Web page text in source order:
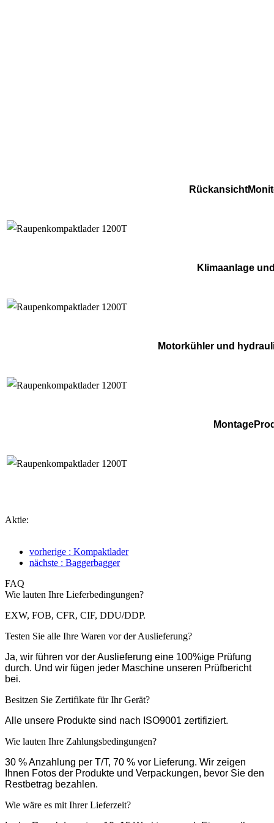
Klimaanlage
Motorkühler und
Aktie:
vorherige : Kompaktlader
nächste : Baggerbagger
FAQ
Wie lauten Ihre Lieferbedingungen?
EXW, FOB, CFR, CIF, DDU/DDP.
Testen Sie alle Ihre Waren vor der Auslieferung?
Ja, wir führen vor der Auslieferung eine 100%ige Prüfung
durch. Und wir fügen jeder Maschine unseren Prüfbericht
bei.
Besitzen Sie Zertifikate für Ihr Gerät?
Alle unsere Produkte sind nach ISO9001 zertifiziert.
Wie lauten Ihre Zahlungsbedingungen?
30 % Anzahlung per T/T, 70 % vor Lieferung. Wir zeigen
Ihnen Fotos der Produkte und Verpackungen, bevor Sie den
Restbetrag bezahlen.
Wie wäre es mit Ihrer Lieferzeit?